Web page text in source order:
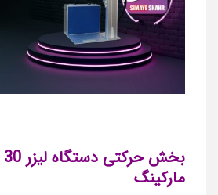
مارکینگ